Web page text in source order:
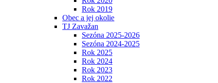
Rok 2019
Obec a jej okolie
TJ Zavažan
Sezóna 2025-2026
Sezóna 2024-2025
Rok 2025
Rok 2024
Rok 2023
Rok 2022